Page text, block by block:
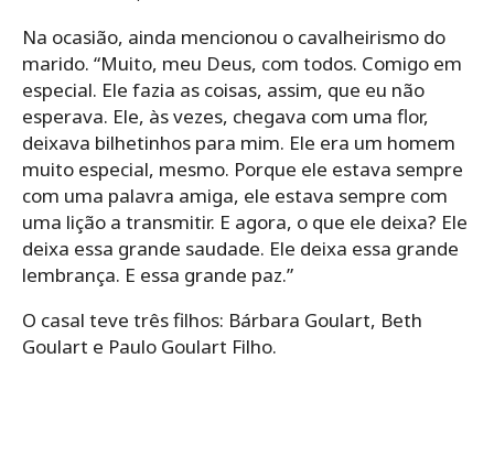
Na ocasião, ainda mencionou o cavalheirismo do
marido. “Muito, meu Deus, com todos. Comigo em
especial. Ele fazia as coisas, assim, que eu não
esperava. Ele, às vezes, chegava com uma flor,
deixava bilhetinhos para mim. Ele era um homem
muito especial, mesmo. Porque ele estava sempre
com uma palavra amiga, ele estava sempre com
uma lição a transmitir. E agora, o que ele deixa? Ele
deixa essa grande saudade. Ele deixa essa grande
lembrança. E essa grande paz.”
O casal teve três filhos: Bárbara Goulart, Beth
Goulart e Paulo Goulart Filho.